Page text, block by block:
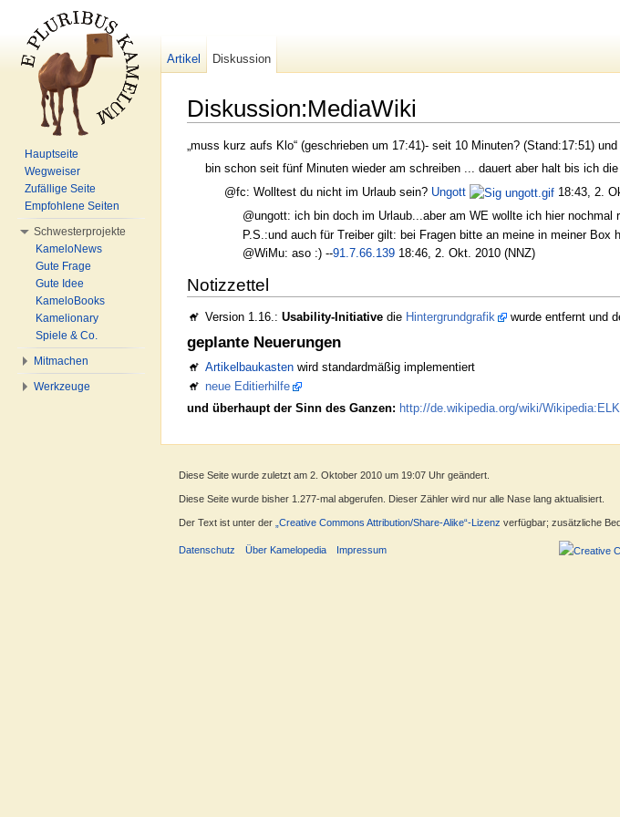
Diskussion:MediaWiki
„muss kurz aufs Klo“ (geschrieben um 17:41)- seit 10 Minuten? (Stand:17:51)
bin schon seit fünf Minuten wieder am schreiben ... dauert aber halt bis ich
@fc: Wolltest du nicht im Urlaub sein? Ungott
18:43, 2.
@ungott: ich bin doch im Urlaub...aber am WE wollte ich hier
P.S.:und auch für Treiber gilt: bei Fragen bitte an meine in meiner Box
@WiMu: aso :) --91.7.66.139 18:46, 2. Okt. 2010 (NNZ)
Notizzettel
Version 1.16.:Usability-Initiative die Hintergrundgrafik wurde entfernt und
geplante Neuerungen
Artikelbaukasten wird standardmäßig implementiert
neue Editierhilfe
und überhaupt der Sinn des Ganzen: http://de.wikipedia.org/wiki/
Artikel Diskussion
Hauptseite
Wegweiser
Zufällige Seite
Empfohlene Seiten
Schwesterprojekte
KameloNews
Gute Frage
Gute Idee
KameloBooks
Kamelionary
Spiele & Co.
Mitmachen
Werkzeuge
Diese Seite wurde zuletzt am 2. Oktober 2010 um 19:07 Uhr geändert.
Diese Seite wurde bisher 1.277-mal abgerufen. Dieser Zähler wird nur alle Nase lang aktualisiert.
Der Text ist unter der „Creative Commons Attribution/Share-Alike“-Lizenz verfügbar; zusätzliche
Datenschutz Über Kamelopedia Impressum